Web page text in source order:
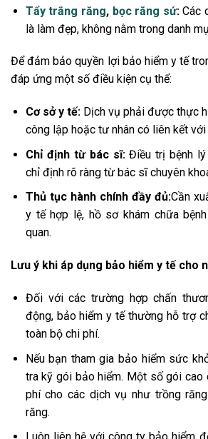
Tẩy trắng răng, bọc răng sứ:Các
là làm đẹp, không nằm trong danh
Để đảm bảo quyền lợi bảo hiểm y tế
đáp ứng một số điều kiện cụ thể:
Cơ sở y tế: Dịch vụ phải được thực
công lập hoặc tư nhân có liên kết với
Chỉ định từ bác sĩ:Điều trị bệnh
chỉ định rõ ràng từ bác sĩ chuyên
Thủ tục hành chính đầy đủ:Cần
y tế hợp lệ, hồ sơ khám chữa
quan.
Lưu ý khi áp dụng bảo hiểm y tế cho
Đối với các trường hợp chấn
động, bảo hiểm y tế thường hỗ trợ
toàn bộ chi phí.
Nếu bạn tham gia bảo hiểm sức
tra kỹ gói bảo hiểm. Một số gói cao
phí cho các dịch vụ như trồng
răng.